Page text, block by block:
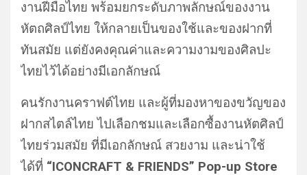
งานฝีมือไทย พร้อมยกระดับภาพลักษณ์ของงาน
หัตถศิลป์ไทย ให้กลายเป็นของใช้และของฝากที่
ทันสมัย แต่ยังคงคุณค่าและความงามของศิลปะ
ไทยไว้ได้อย่างมีเอกลักษณ์
คนรักงานคราฟต์ไทย และผู้ที่มองหาของขวัญของ
ฝากสไตล์ไทย ไปเลือกชมและเลือกซื้องานหัตศิลป์
ไทยร่วมสมัย ที่มีเอกลักษณ์ สวยงาม และน่าใช้
ได้ที่ “ICONCRAFT & FRIENDS” Pop-up Store